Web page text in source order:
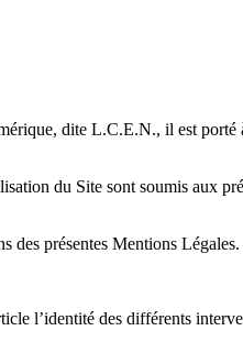
dite L.C.E.N., il est porté
du Site sont soumis aux
des présentes Mentions Légales.
l’identité des différents